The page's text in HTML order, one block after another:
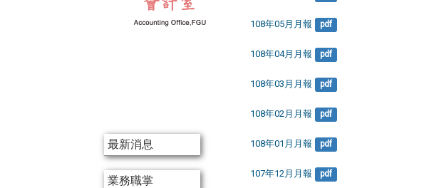
最新消息
業務職掌
108年05月月報 pdf
108年04月月報 pdf
108年03月月報 pdf
108年02月月報 pdf
108年01月月報 pdf
107年12月月報 pdf